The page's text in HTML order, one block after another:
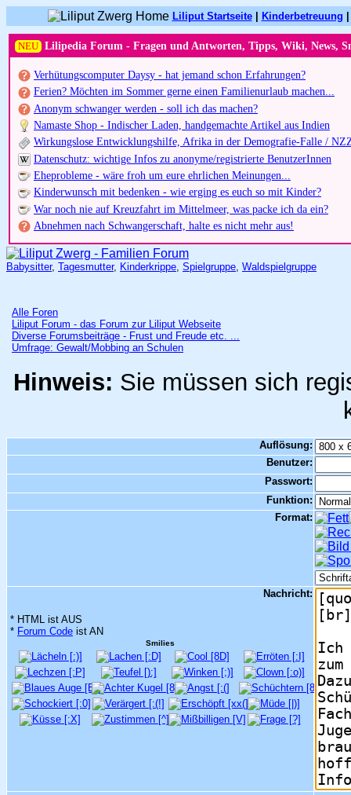
Liliput Startseite| Kinderbetreuung
NEU Lilipedia Forum - Fragen und Antworten, Tipps, Wiki, News,
Verhütungscomputer Daysy - hat jemand schon Erfahrungen?
Ferien? Möchten im Sommer gerne einen Familienurlaub machen...
Anonym schwanger werden - soll ich das machen?
Namaste Shop - Indischer Laden, handgemachte Artikel aus Indien
Wirkungslose Entwicklungshilfe, Afrika in der Demografie-Falle /
Datenschutz: wichtige Infos zu anonyme/registrierte BenutzerInnen
Eheprobleme - wäre froh um eure ehrlichen Meinungen...
Kinderwunsch mit bedenken - wie erging es euch so mit Kinder?
War noch nie auf Kreuzfahrt im Mittelmeer, was packe ich da ein?
Abnehmen nach Schwangerschaft, halte es nicht mehr aus!
Babysitter, Tagesmutter, Kinderkrippe, Spielgruppe, Waldspielgruppe
Alle Foren
Liliput Forum - das Forum zur Liliput Webseite
Diverse Forumsbeiträge - Frust und Freude etc. ...
Umfrage: Gewalt/Mobbing an Schulen
Hinweis: Sie müssen sich
Auflösung:
Benutzer:
Passwort:
Funktion:
Format:
Nachricht:
* HTML ist AUS
* Forum Code ist AN
Smilies